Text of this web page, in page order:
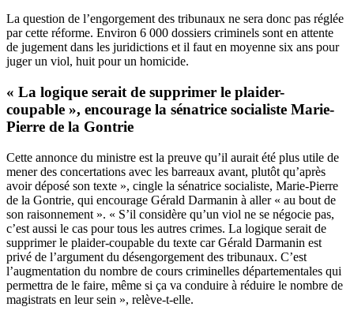
La question de l’engorgement des tribunaux ne sera donc pas réglée
par cette réforme. Environ 6 000 dossiers criminels sont en attente
de jugement dans les juridictions et il faut en moyenne six ans pour
juger un viol, huit pour un homicide.
« La logique serait de supprimer le plaider-
coupable », encourage la sénatrice socialiste Marie-
Pierre de la Gontrie
Cette annonce du ministre est la preuve qu’il aurait été plus utile de
mener des concertations avec les barreaux avant, plutôt qu’après
avoir déposé son texte », cingle la sénatrice socialiste, Marie-Pierre
de la Gontrie, qui encourage Gérald Darmanin à aller « au bout de
son raisonnement ». « S’il considère qu’un viol ne se négocie pas,
c’est aussi le cas pour tous les autres crimes. La logique serait de
supprimer le plaider-coupable du texte car Gérald Darmanin est
privé de l’argument du désengorgement des tribunaux. C’est
l’augmentation du nombre de cours criminelles départementales qui
permettra de le faire, même si ça va conduire à réduire le nombre de
magistrats en leur sein », relève-t-elle.